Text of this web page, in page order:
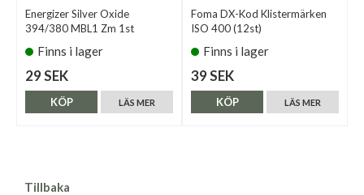
Energizer Silver Oxide
394/380 MBL1 Zm 1st
Finns i lager
29 SEK
LÄS MER
KÖP
Foma DX-Kod Klistermärken
ISO 400 (12st)
Finns i lager
39 SEK
LÄS MER
KÖP
Tillbaka